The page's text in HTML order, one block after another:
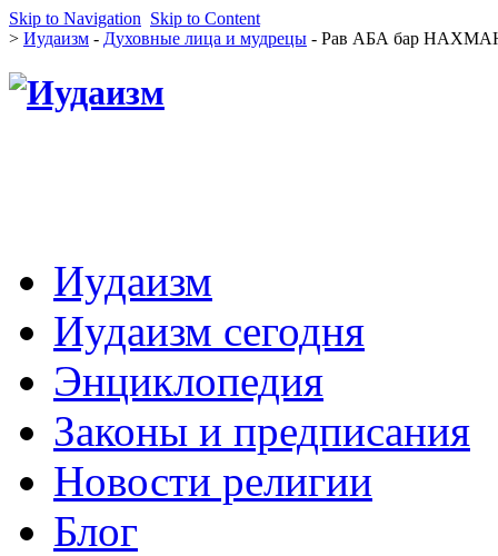
Skip to Navigation Skip to Content
> Иудаизм - Духовные лица и мудрецы - Рав АБА бар
Иудаизм
Иудаизм сегодня
Энциклопедия
Законы и предписания
Новости религии
Блог